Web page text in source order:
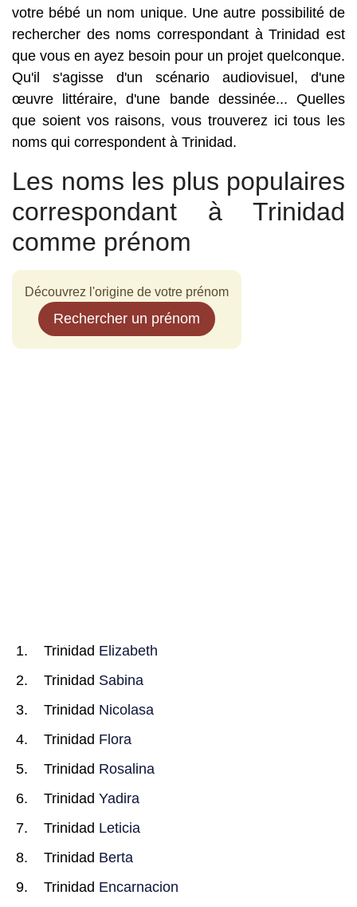
votre bébé un nom unique. Une autre possibilité de
rechercher des noms correspondant à Trinidad est
que vous en ayez besoin pour un projet quelconque.
Qu'il s'agisse d'un scénario audiovisuel, d'une
œuvre littéraire, d'une bande dessinée... Quelles
que soient vos raisons, vous trouverez ici tous les
noms qui correspondent à Trinidad.
Les noms les plus populaires
correspondant à Trinidad
comme prénom
Découvrez l'origine de votre prénom
Rechercher un prénom
Trinidad Elizabeth
Trinidad Sabina
Trinidad Nicolasa
Trinidad Flora
Trinidad Rosalina
Trinidad Yadira
Trinidad Leticia
Trinidad Berta
Trinidad Encarnacion